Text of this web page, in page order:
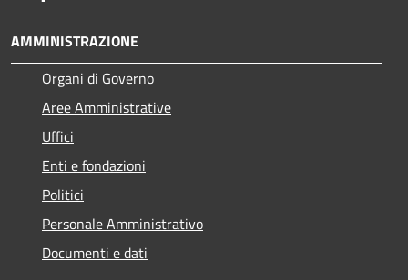
AMMINISTRAZIONE
Organi di Governo
Aree Amministrative
Uffici
Enti e fondazioni
Politici
Personale Amministrativo
Documenti e dati